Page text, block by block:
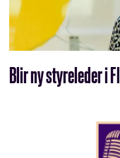
Blir ny styreleder i